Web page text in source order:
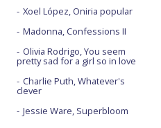
Xoel López, Oniria popular
Madonna, Confessions II
Olivia Rodrigo, You seem
pretty sad for a girl so in love
Charlie Puth, Whatever's
clever
Jessie Ware, Superbloom